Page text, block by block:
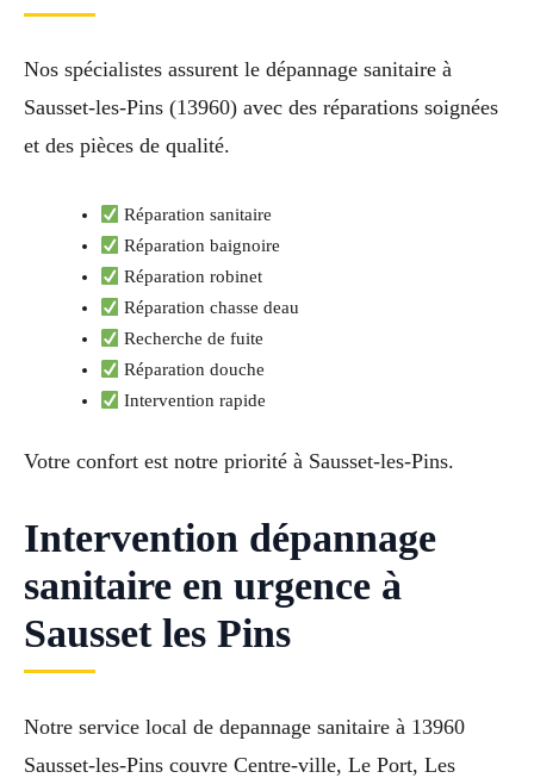
Nos spécialistes assurent le dépannage sanitaire à
Sausset-les-Pins (13960) avec des réparations soignées
et des pièces de qualité.
Réparation sanitaire
Réparation baignoire
Réparation robinet
Réparation chasse deau
Recherche de fuite
Réparation douche
Intervention rapide
Votre confort est notre priorité à Sausset-les-Pins.
Intervention dépannage
sanitaire en urgence à
Sausset les Pins
Notre service local de depannage sanitaire à 13960
Sausset-les-Pins couvre Centre-ville, Le Port, Les